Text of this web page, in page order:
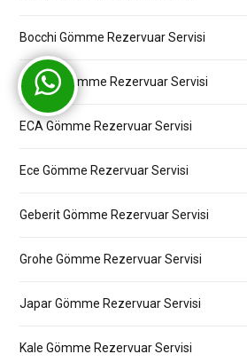
Bocchi Gömme Rezervuar Servisi
Creavit Gömme Rezervuar Servisi
ECA Gömme Rezervuar Servisi
Ece Gömme Rezervuar Servisi
Geberit Gömme Rezervuar Servisi
Grohe Gömme Rezervuar Servisi
Japar Gömme Rezervuar Servisi
Kale Gömme Rezervuar Servisi